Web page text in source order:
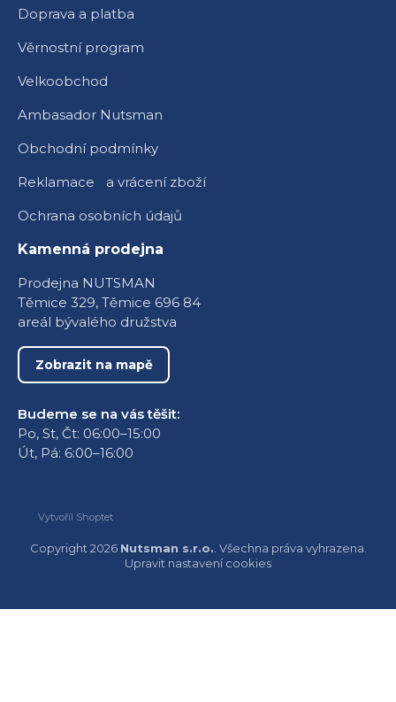
Doprava a platba
Věrnostní program
Velkoobchod
Ambasador Nutsman
Obchodní podmínky
Reklamace a vrácení zboží
Ochrana osobních údajů
Kamenná prodejna
Prodejna NUTSMAN
Těmice 329, Těmice 696 84
areál bývalého družstva
Zobrazit na mapě
Budeme se na vás těšit:
Po, St, Čt: 06:00–15:00
Út, Pá: 6:00–16:00
Vytvořil Shoptet
Copyright 2026 Nutsman s.r.o. . Všechna práva vyhrazena.
Upravit nastavení cookies